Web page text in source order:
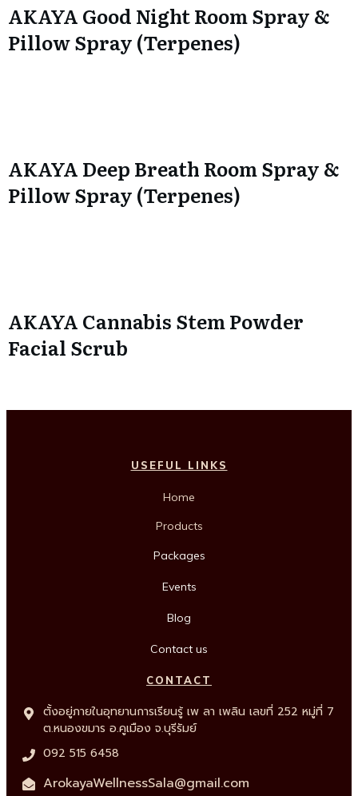
AKAYA Good Night Room Spray &
Pillow Spray (Terpenes)
AKAYA Deep Breath Room Spray &
Pillow Spray (Terpenes)
AKAYA Cannabis Stem Powder
Facial Scrub
USEFUL LINKS
Home
Products
Packages
Events
Blog
Contact us
CONTACT
ตั้งอยู่ภายในอุทยานการเรียนรู้ เพ ลา เพลิน เลขที่ 252 หมู่ที่ 7
ต.หนองขมาร อ.คูเมือง จ.บุรีรัมย์
092 515 6458
ArokayaWellnessSala@gmail.com